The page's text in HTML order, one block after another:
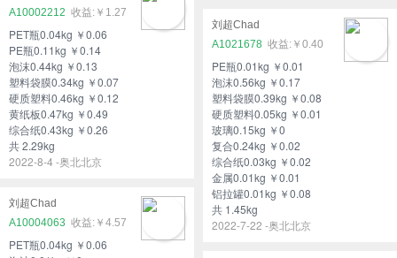
A10002212
￥1.27
PET瓶0.04kg ￥0.06
PE瓶0.11kg ￥0.14
泡沫0.44kg ￥0.13
塑料袋膜0.34kg ￥0.07
硬质塑料0.46kg ￥0.12
黄纸板0.47kg ￥0.49
综合纸0.43kg ￥0.26
共 2.29kg
2022-8-4 -奥北北京
刘超Chad
A1021678
￥0.40
PE瓶0.01kg ￥0.01
泡沫0.56kg ￥0.17
塑料袋膜0.39kg ￥0.08
硬质塑料0.05kg ￥0.01
玻璃0.15kg ￥0
复合0.24kg ￥0.02
综合纸0.03kg ￥0.02
金属0.01kg ￥0.01
铝拉罐0.01kg ￥0.08
共 1.45kg
2022-7-22 -奥北北京
刘超Chad
A10004063
￥4.57
PET瓶0.04kg ￥0.06